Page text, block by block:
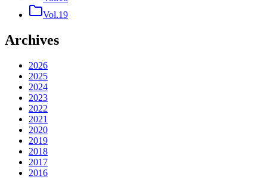
Vol.19
Archives
2026
2025
2024
2023
2022
2021
2020
2019
2018
2017
2016